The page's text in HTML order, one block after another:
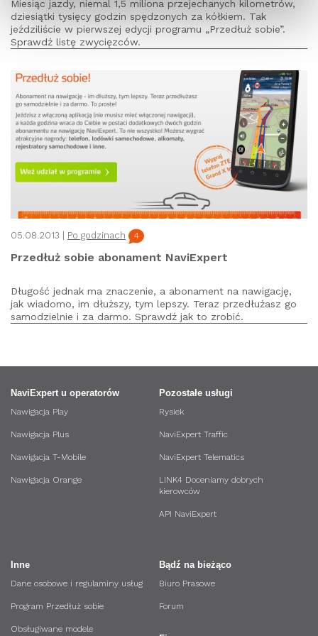
Miesiąc jazdy, niemal 1,5 miliona przejechanych kilometrów,
dziesiątki tysięcy godzin spędzonych za kółkiem. Tak
jeździliście w pierwszej edycji programu „Przedłuż sobie”.
Sprawdź listę zwycięzców.
05.08.2013 | Po godzinach 4
Przedłuż sobie abonament NaviExpert
Długość jednak ma znaczenie, a abonament na nawigację,
jak wiadomo, im dłuższy, tym lepszy. Teraz przedłużasz go
samodzielnie i za darmo. Sprawdź jak to zrobić.
NaviExpert u operatorów
Nawigacja Play
Nawigacja Plus
Nawigacja T-Mobile
Nawigacja Orange
Pozostałe usługi
Rysiek
NaviExpert Traffic
NaviExpert Telematics
LINK4 Doceniamy dobrych
kierowców
API NaviExpert
Bądź na bieżąco
Biuro Prasowe
Forum
Inne
Dane osobowe i regulaminy usług
Program Przedłuż sobie
Obsługiwane modele